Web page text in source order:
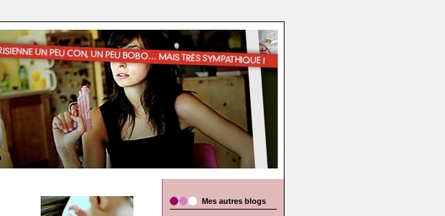
Mes autres blogs